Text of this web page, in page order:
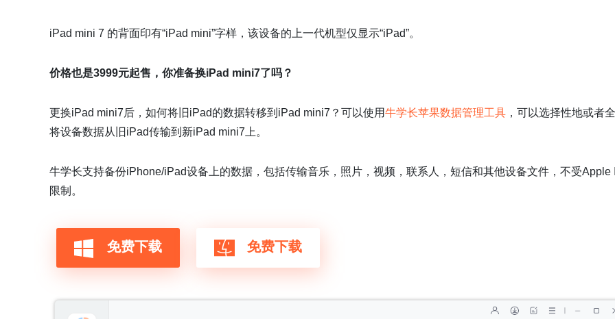
iPad mini 7 的背面印有“iPad mini”字样，该设备的上一代机型仅显示“iPad”。
价格也是3999元起售，你准备换iPad mini7了吗？
更换iPad mini7后，如何将旧iPad的数据转移到iPad mini7？可以使用牛学长苹果数据管理工具 ，可以选择性地或者
将设备数据从旧iPad传输到新iPad mini7上。
牛学长支持备份iPhone/iPad设备上的数据，包括传输音乐，照片，视频，联系人，短信和其他设备文件，不受Apple
限制。
免费下载 免费下载